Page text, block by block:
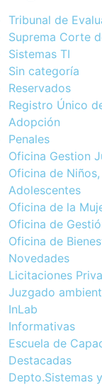
Tribunal de
Suprema Corte
Sistemas TI
Sin categoría
Reservados
Registro Único
Adopción
Penales
Oficina Gestion
Oficina de
Adolescentes
Oficina de la
Oficina de
Oficina de
Novedades
Licitaciones
Juzgado
InLab
Informativas
Escuela de
Destacadas
Depto.Sistemas